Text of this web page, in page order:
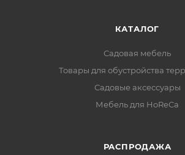
КАТАЛОГ
Садовая мебель
Товары для обустройства
Садовые аксессуары
Мебель для HoReCa
РАСПРОДАЖА